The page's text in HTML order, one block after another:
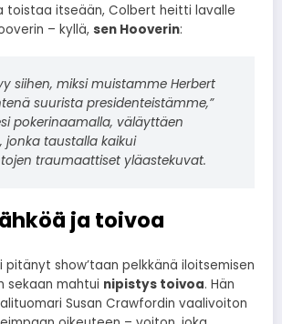
toistaa itseään, Colbert heitti lavalle
– kyllä, sen Hooverin:
siihen, miksi muistamme Herbert
suurista presidenteistämme,”
pokerinaamalla, väläyttäen
jonka taustalla kaikui
traumaattiset yläastekuvat.
ja toivoa
show’taan pelkkänä iloitsemisen
sekaan mahtui nipistys toivoa. Hän
Susan Crawfordin vaalivoiton